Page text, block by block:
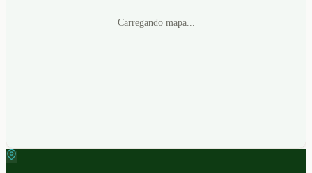
Carregando mapa...